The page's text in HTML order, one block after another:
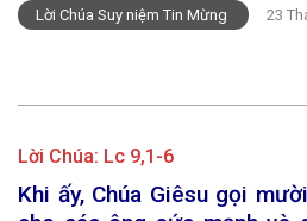
Lời Chúa Suy niệm Tin Mừng 23
Lời Chúa: Lc 9,1-6
Khi ấy, Chúa Giêsu gọi